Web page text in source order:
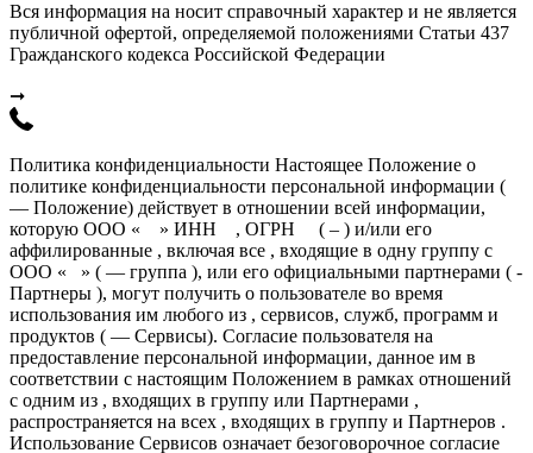
Вся информация на носит справочный характер и не является
публичной офертой, определяемой положениями Статьи 437
Гражданского кодекса Российской Федерации
➞
Политика конфиденциальности Настоящее Положение о
политике конфиденциальности персональной информации (
— Положение) действует в отношении всей информации,
которую ООО « » ИНН , ОГРН ( – ) и/или его
аффилированные , включая все , входящие в одну группу с
ООО « » ( — группа ), или его официальными партнерами ( -
Партнеры ), могут получить о пользователе во время
использования им любого из , сервисов, служб, программ и
продуктов ( — Сервисы). Согласие пользователя на
предоставление персональной информации, данное им в
соответствии с настоящим Положением в рамках отношений
с одним из , входящих в группу или Партнерами ,
распространяется на всех , входящих в группу и Партнеров .
Использование Сервисов означает безоговорочное согласие